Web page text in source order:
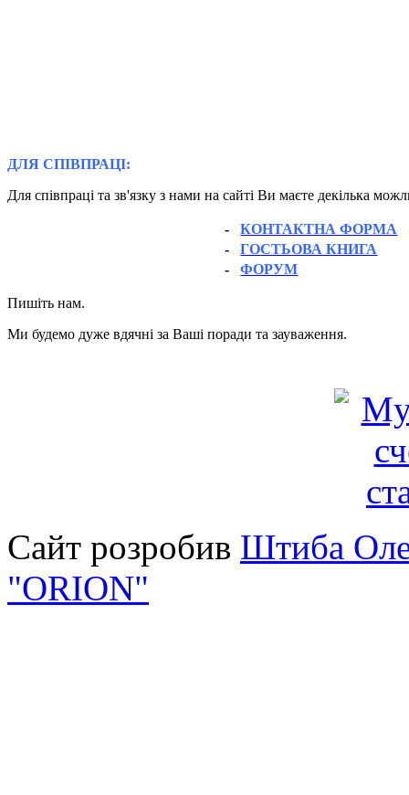
ДЛЯ СПІВПРАЦІ:
Для співпраці та зв'язку з нами на сайті Ви маєте декілька
-
КОНТАКТНА ФОРМА
-
ГОСТЬОВА КНИГА
-
ФОРУМ
Пишіть нам.
Ми будемо дуже вдячні за Ваші поради та зауваження.
Сайт розробив Штиба
"ORION"